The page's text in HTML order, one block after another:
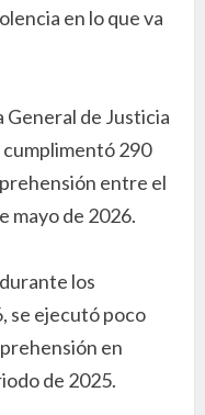
en lo que va
General de Justicia
cumplimentó 290
entre el
mayo de 2026.
los
se ejecutó poco
en
de 2025.